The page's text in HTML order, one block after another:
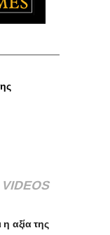
VIDEOS
η αξία της